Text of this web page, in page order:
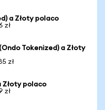
a Złoty polaco
zł
Tokenized) a Złoty
zł
Złoty polaco
zł